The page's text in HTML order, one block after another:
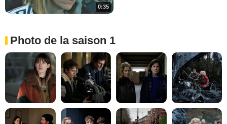
0:35
Photo de la saison 1